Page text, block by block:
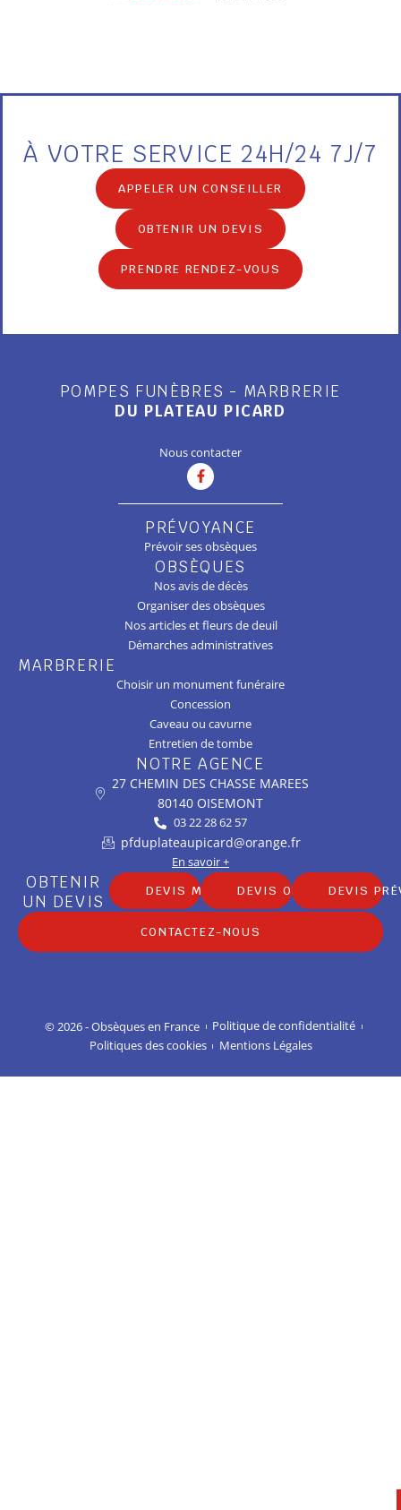
À VOTRE SERVICE 24H/24 7J/7
APPELER UN CONSEILLER
OBTENIR UN DEVIS
PRENDRE RENDEZ-VOUS
POMPES FUNÈBRES - MARBRERIE
DU PLATEAU PICARD
Nous contacter
PRÉVOYANCE
Prévoir ses obsèques
OBSÈQUES
Nos avis de décès
Organiser des obsèques
Nos articles et fleurs de deuil
Démarches administratives
MARBRERIE
Choisir un monument funéraire
Concession
Caveau ou cavurne
Entretien de tombe
NOTRE AGENCE
27 CHEMIN DES CHASSE MAREES
80140 OISEMONT
03 22 28 62 57
pfduplateaupicard@orange.fr
En savoir +
OBTENIR
UN DEVIS
DEVIS MARBRERIEDEVIS OBSÈQUES
DEVIS
CONTACTEZ-NOUS
© 2026 - Obsèques en France
Politique de confidentialité
Politiques des cookies
Mentions Légales